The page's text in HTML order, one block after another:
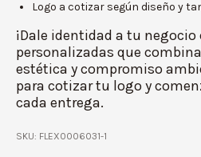
Logo a cotizar según diseño y
¡Dale identidad a tu
personalizadas que
estética y compromiso
para cotizar tu logo y
cada entrega.
SKU: FLEX0006031-1